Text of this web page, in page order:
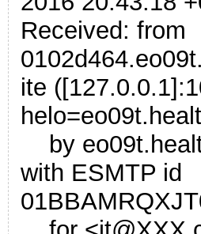
Received: from
ite
by
with ESMTP id